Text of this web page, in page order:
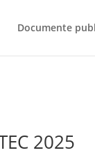
Documente
2025